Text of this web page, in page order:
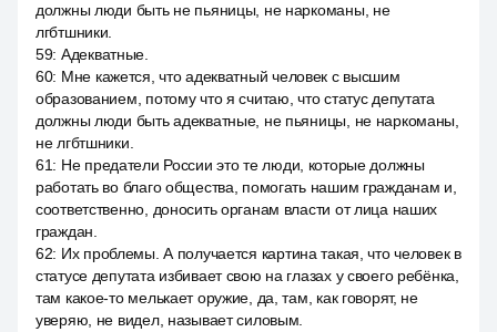
должны люди быть не пьяницы, не наркоманы, не
лгбтшники.
59: Адекватные.
60: Мне кажется, что адекватный человек с высшим
образованием, потому что я считаю, что статус депутата
должны люди быть адекватные, не пьяницы, не наркоманы,
не лгбтшники.
61: Не предатели России это те люди, которые должны
работать во благо общества, помогать нашим гражданам и,
соответственно, доносить органам власти от лица наших
граждан.
62: Их проблемы. А получается картина такая, что человек в
статусе депутата избивает свою на глазах у своего ребёнка,
там какое-то мелькает оружие, да, там, как говорят, не
уверяю, не видел, называет силовым.